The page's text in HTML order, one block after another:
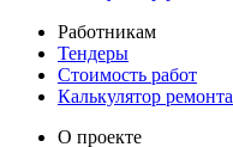
Работникам
Тендеры
Стоимость работ
Калькулятор ремонта
О проекте